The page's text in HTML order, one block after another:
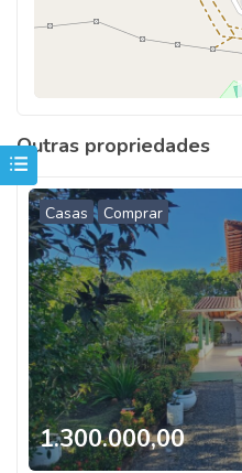
Outras propriedades
Casas Comprar
1.300.000,00